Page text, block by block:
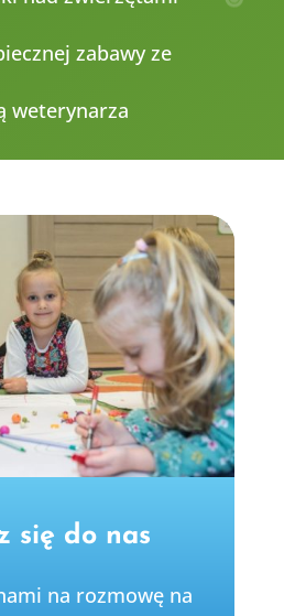
zabawy ze
weterynarza
się do nas
na rozmowę na